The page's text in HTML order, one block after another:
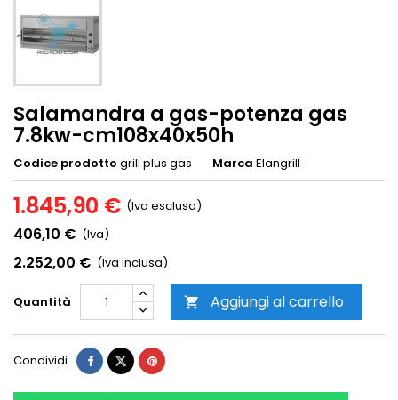
Salamandra a gas-potenza gas
7.8kw-cm108x40x50h
Codice prodotto grill plus gas Marca Elangrill
1.845,90 € (Iva esclusa)
406,10 € (Iva)
2.252,00 € (Iva inclusa)
Quantità  Aggiungi al carrello
Condividi